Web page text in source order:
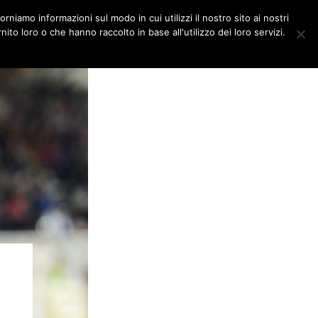
MULTIMEDIA
informazioni sul modo in cui utilizzi il nostro sito ai nostri
loro o che hanno raccolto in base all'utilizzo dei loro servizi.